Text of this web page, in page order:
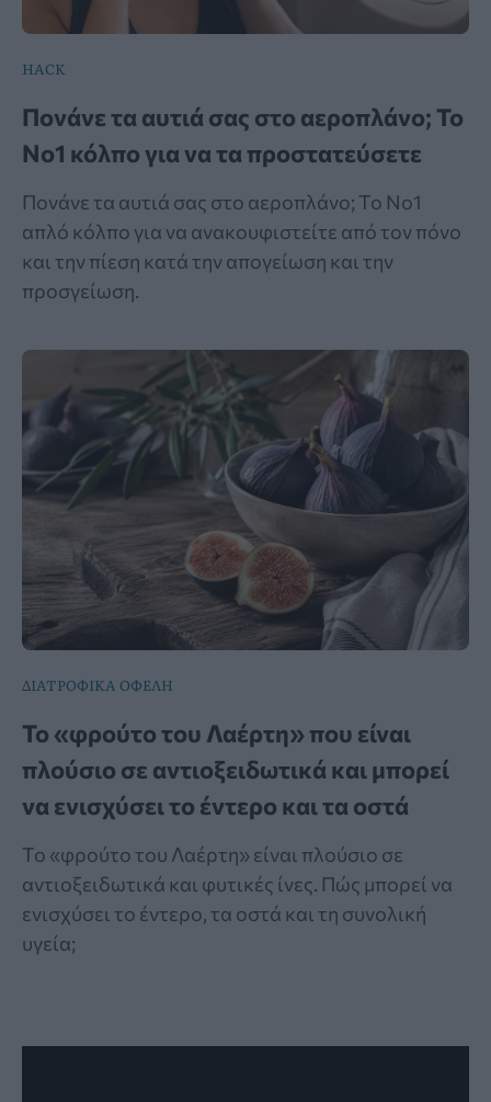
HACK
Πονάνε τα αυτιά σας στο αεροπλάνο; Το
Νο1 κόλπο για να τα προστατεύσετε
Πονάνε τα αυτιά σας στο αεροπλάνο; Το Νο1
απλό κόλπο για να ανακουφιστείτε από τον πόνο
και την πίεση κατά την απογείωση και την
προσγείωση.
ΔΙΑΤΡΟΦΙΚΑ ΟΦΕΛΗ
Το «φρούτο του Λαέρτη» που είναι
πλούσιο σε αντιοξειδωτικά και μπορεί
να ενισχύσει το έντερο και τα οστά
Το «φρούτο του Λαέρτη» είναι πλούσιο σε
αντιοξειδωτικά και φυτικές ίνες. Πώς μπορεί να
ενισχύσει το έντερο, τα οστά και τη συνολική
υγεία;